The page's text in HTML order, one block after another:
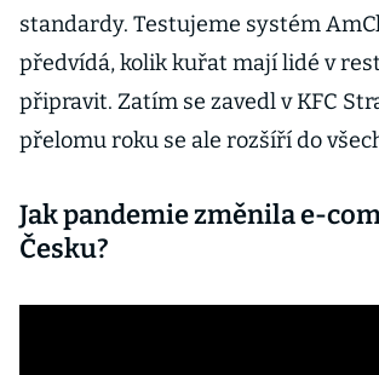
standardy. Testujeme systém
předvídá, kolik kuřat mají lidé v
připravit. Zatím se zavedl v KFC
přelomu roku se ale rozšíří do
Jak pandemie změnila e-
Česku?